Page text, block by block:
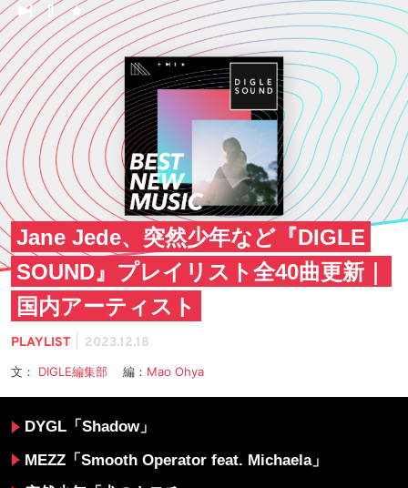
Jane Jede、突然少年など『DIGLE
SOUND』プレイリスト全40曲更新｜
国内アーティスト
PLAYLIST 2023.12.18
文： DIGLE編集部 編： Mao Ohya
DYGL「Shadow」
MEZZ「Smooth Operator feat. Michaela」